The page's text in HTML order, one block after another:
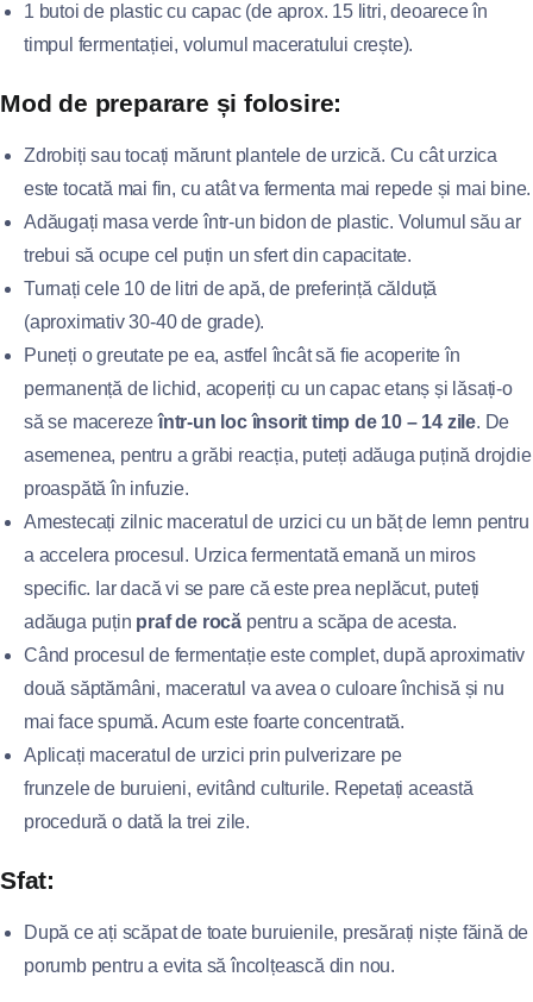
1 butoi de plastic cu capac (de aprox. 15 litri, deoarece în
timpul fermentației, volumul maceratului crește).
Mod de preparare și folosire:
Zdrobiți sau tocați mărunt plantele de urzică. Cu cât urzica
este tocată mai fin, cu atât va fermenta mai repede și mai bine.
Adăugați masa verde într-un bidon de plastic. Volumul său ar
trebui să ocupe cel puțin un sfert din capacitate.
Turnați cele 10 de litri de apă, de preferință călduță
(aproximativ 30-40 de grade).
Puneți o greutate pe ea, astfel încât să fie acoperite în
permanență de lichid, acoperiți cu un capac etanș și lăsați-o
să se macerezeîntr-un loc însorit timp de 10 – 14 zile. De
asemenea, pentru a grăbi reacția, puteți adăuga puțină drojdie
proaspătă în infuzie.
Amestecați zilnic maceratul de urzici cu un băț de lemn pentru
a accelera procesul. Urzica fermentată emană un miros
specific. Iar dacă vi se pare că este prea neplăcut, puteți
adăuga puțin praf de rocă pentru a scăpa de acesta.
Când procesul de fermentație este complet, după aproximativ
două săptămâni, maceratul va avea o culoare închisă și nu
mai face spumă. Acum este foarte concentrată.
Aplicați maceratul de urzici prin pulverizare pe
frunzele de buruieni, evitând culturile. Repetați această
procedură o dată la trei zile.
Sfat:
După ce ați scăpat de toate buruienile, presărați niște făină de
porumb pentru a evita să încolțească din nou.